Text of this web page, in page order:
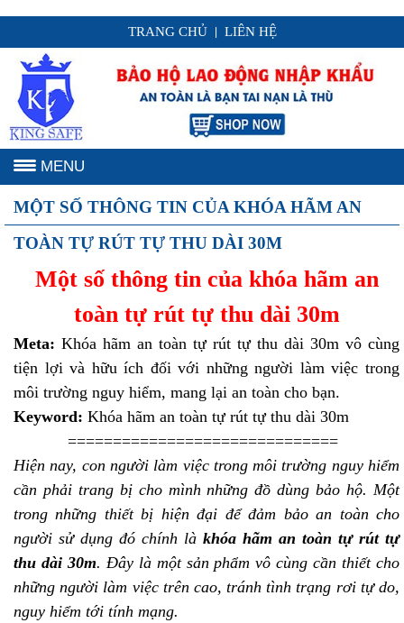
TRANG CHỦ LIÊN HỆ
MENU
MỘT SỐ THÔNG TIN CỦA KHÓA HÃM AN
TOÀN TỰ RÚT TỰ THU DÀI 30M
Một số thông tin của khóa hãm an
toàn tự rút tự thu dài 30m
Meta: Khóa hãm an toàn tự rút tự thu dài 30m vô cùng
tiện lợi và hữu ích đối với những người làm việc trong
môi trường nguy hiểm, mang lại an toàn cho bạn.
Keyword: Khóa hãm an toàn tự rút tự thu dài 30m
==============================
Hiện nay, con người làm việc trong môi trường nguy hiểm
cần phải trang bị cho mình những đồ dùng bảo hộ. Một
trong những thiết bị hiện đại để đảm bảo an toàn cho
người sử dụng đó chính là khóa hãm an toàn tự rút tự
thu dài 30m. Đây là một sản phẩm vô cùng cần thiết cho
những người làm việc trên cao, tránh tình trạng rơi tự do,
nguy hiểm tới tính mạng.